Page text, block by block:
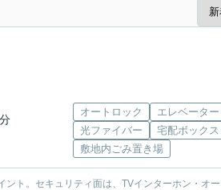
オートロック エレベーター
光ファイバー
宅配ボックス
敷地内ごみ置き場
ト。セキュリティ面は、TVインターホン・オ